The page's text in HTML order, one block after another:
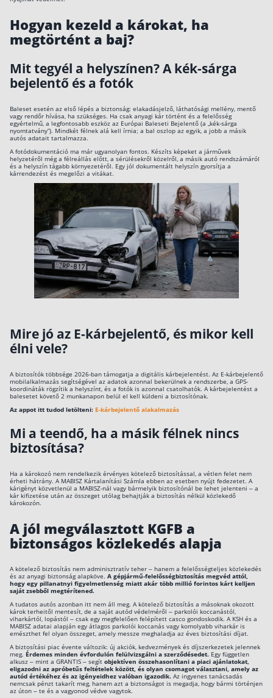
Hogyan kezeld a károkat, ha
megtörtént a baj?
Mit tegyél a helyszínen? A kék-sárga
bejelentő és a fotók
Baleset esetén az első lépés a biztonság: elakadásjelző, láthatósági mellény, mentő
vagy rendőr hívása, ha szükséges. Ha csak anyagi kár történt és a felelősség
egyértelmű, a legfontosabb eszköz az Európai Baleseti Bejelentő (a „kék-sárga
nyomtatvány”). Mindkét félnek alá kell írnia; a bal oszlop az egyik, a jobb a másik
autós adatait tartalmazza.
A fotódokumentáció ma már ugyanolyan fontos. Készíts képeket a járművek
helyzetéről még a félreállás előtt, a sérülésekről közelről, a másik autó rendszámáról
és a helyszín tágabb környezetéről. Egy jól dokumentált helyszín gyorsítja a
kárrendezést és megelőzi a vitákat.
Mire jó az E-kárbejelentő, és mikor kell
élni vele?
A biztosítók többsége 2026-ban támogatja a digitális kárbejelentést. Az E-kárbejelentő
mobilalkalmazás segítségével az adatok azonnal bekerülnek a rendszerbe, a GPS-
koordináták rögzítik a helyszínt, és a fotók is azonnal csatolhatók. A kárbejelentést a
balesetet követő 2 munkanapon belül el kell küldeni a biztosítónak.
Az appot itt tudod letölteni: E-kárbejelentő alakalmazás
Mi a teendő, ha a másik félnek nincs
biztosítása?
Ha a károkozó nem rendelkezik érvényes kötelező biztosítással, a vétlen felet nem
érheti hátrány. A MABISZ Kártalanítási Számla ebben az esetben nyújt fedezetet. A
kárigényt közvetlenül a MABISZ-nál vagy bármelyik biztosítónál be lehet jelenteni – a
kár kifizetése után az összeget utólag behajtják a biztosítás nélkül közlekedő
károkozón.
A jól megválasztott KGFB a
biztonságos közlekedés alapja
A kötelező biztosítás nem adminisztratív teher – hanem a felelősségteljes közlekedés
és az anyagi biztonság alapköve. A gépjármű-felelősségbiztosítás megvéd attól,
hogy egy pillanatnyi figyelmetlenség miatt akár több millió forintos kárt kelljen
saját zsebből megtérítened.
A tudatos autós azonban itt nem áll meg. A kötelező biztosítás a másoknak okozott
károk terheitől mentesít, de a saját autód védelméről – parkolói koccanástól,
viharkártól, lopástól – csak egy megfelelően felépített casco gondoskodik. A KSH és a
MABISZ adatai alapján egy átlagos parkolói koccanás vagy komolyabb viharkár is
emészthet fel olyan összeget, amely messze meghaladja az éves biztosítási díjat.
A biztosítási piac évente változik: új akciók, kedvezmények és díjszerkezetek jelennek
meg. Érdemes minden évfordulón felülvizsgálni a szerződésedet. Egy független
alkusz – mint a GRANTIS – segít objektíven összehasonlítani a piaci ajánlatokat,
eligazodni az apróbetűs feltételek között, és olyan csomagot választani, amely az
autód értékéhez és az igényeidhez valóban igazodik. Az ingyenes tanácsadás
nemcsak pénzt takarít meg, hanem azt a biztonságot is megadja, hogy bármi történjen
az úton – te és a vagyonod védve vagytok.